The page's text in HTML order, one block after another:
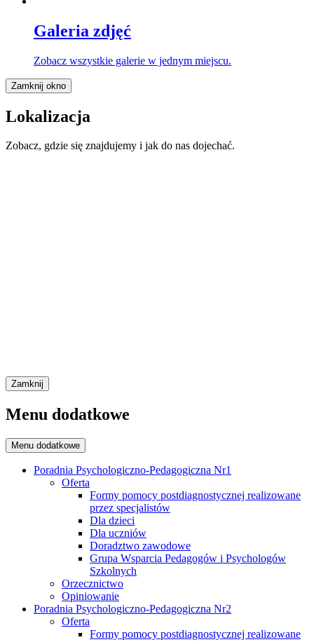
Galeria zdjęć
Zobacz wszystkie galerie w jednym miejscu.
Zamknij okno
Lokalizacja
Zobacz, gdzie się znajdujemy i jak do nas dojechać.
Zamknij
Menu dodatkowe
Menu dodatkowe
Poradnia Psychologiczno-Pedagogiczna Nr1
Oferta
Formy pomocy postdiagnostycznej realizowane
przez specjalistów
Dla dzieci
Dla uczniów
Doradztwo zawodowe
Grupa Wsparcia Pedagogów i Psychologów
Szkolnych
Orzecznictwo
Opiniowanie
Poradnia Psychologiczno-Pedagogiczna Nr2
Oferta
Formy pomocy postdiagnostycznej realizowane